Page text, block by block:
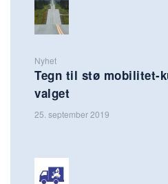
Nyhet
Tegn til stø mobilitet-
valget
25. september 2019